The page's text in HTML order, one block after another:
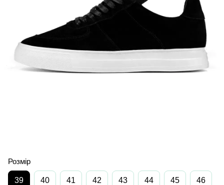
Розмір
39 40 41 42 43 44 45 46